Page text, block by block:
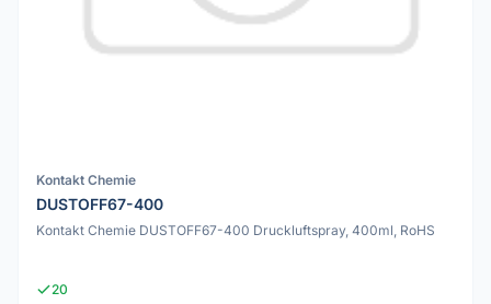
Kontakt Chemie
DUSTOFF67-400
Kontakt Chemie DUSTOFF67-400 Druckluftspray, 400ml, RoHS
20